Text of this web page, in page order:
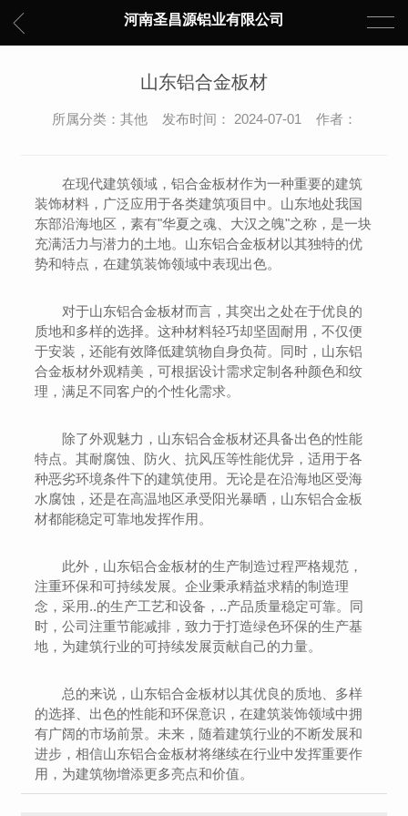
河南圣昌源铝业有限公司
山东铝合金板材
所属分类：其他 发布时间： 2024-07-01 作者：
在现代建筑领域，铝合金板材作为一种重要的建筑
装饰材料，广泛应用于各类建筑项目中。山东地处我国
东部沿海地区，素有"华夏之魂、大汉之魄"之称，是一块
充满活力与潜力的土地。山东铝合金板材以其独特的优
势和特点，在建筑装饰领域中表现出色。
对于山东铝合金板材而言，其突出之处在于优良的
质地和多样的选择。这种材料轻巧却坚固耐用，不仅便
于安装，还能有效降低建筑物自身负荷。同时，山东铝
合金板材外观精美，可根据设计需求定制各种颜色和纹
理，满足不同客户的个性化需求。
除了外观魅力，山东铝合金板材还具备出色的性能
特点。其耐腐蚀、防火、抗风压等性能优异，适用于各
种恶劣环境条件下的建筑使用。无论是在沿海地区受海
水腐蚀，还是在高温地区承受阳光暴晒，山东铝合金板
材都能稳定可靠地发挥作用。
此外，山东铝合金板材的生产制造过程严格规范，
注重环保和可持续发展。企业秉承精益求精的制造理
念，采用..的生产工艺和设备，..产品质量稳定可靠。同
时，公司注重节能减排，致力于打造绿色环保的生产基
地，为建筑行业的可持续发展贡献自己的力量。
总的来说，山东铝合金板材以其优良的质地、多样
的选择、出色的性能和环保意识，在建筑装饰领域中拥
有广阔的市场前景。未来，随着建筑行业的不断发展和
进步，相信山东铝合金板材将继续在行业中发挥重要作
用，为建筑物增添更多亮点和价值。